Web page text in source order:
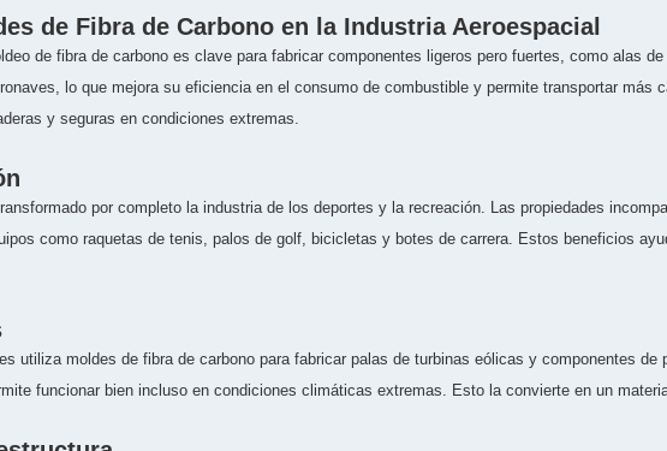
de Fibra de Carbono en la Industria Aeroespacial
de fibra de carbono es clave para fabricar componentes ligeros pero fuertes, como alas
lo que mejora su eficiencia en el consumo de combustible y permite transportar más
y seguras en condiciones extremas.
por completo la industria de los deportes y la recreación. Las propiedades
como raquetas de tenis, palos de golf, bicicletas y botes de carrera. Estos beneficios
utiliza moldes de fibra de carbono para fabricar palas de turbinas eólicas y componentes
funcionar bien incluso en condiciones climáticas extremas. Esto la convierte en un